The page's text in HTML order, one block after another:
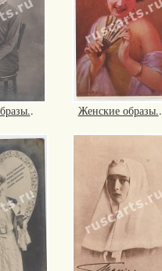
. Женские образы..